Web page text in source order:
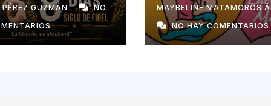
PÉREZ GUZMÁN
NO
MAYBELINE MATAMOROS
NO HAY COMENTARIOS